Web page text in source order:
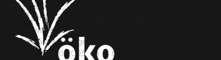
Weboldalunkon „cookie”-kat (továbbiakban „süti”)
alkalmazunk. Ezek olyan fájlok, melyek információt
tárolnak webes böngészőjében. Ehhez az Ön
hozzájárulása szükséges. A „sütiket” az elektronikus
hírközlésről szóló 2003. évi C. törvény, az elektronikus